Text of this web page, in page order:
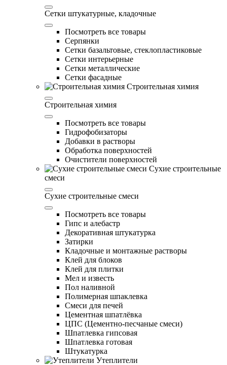
Сетки штукатурные, кладочные
Посмотреть все товары
Серпянки
Сетки базальтовые, стеклопластиковые
Сетки интерьерные
Сетки металлические
Сетки фасадные
Строительная химия
Строительная химия
Посмотреть все товары
Гидрофобизаторы
Добавки в растворы
Обработка поверхностей
Очистители поверхностей
Сухие строительные
смеси
Сухие строительные смеси
Посмотреть все товары
Гипс и алебастр
Декоративная штукатурка
Затирки
Кладочные и монтажные растворы
Клей для блоков
Клей для плитки
Мел и известь
Пол наливной
Полимерная шпаклевка
Смеси для печей
Цементная шпатлёвка
ЦПС (Цементно-песчаные смеси)
Шпатлевка гипсовая
Шпатлевка готовая
Штукатурка
Утеплители